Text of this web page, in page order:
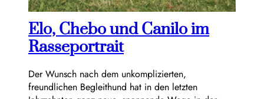
Elo, Chebo und Canilo im
Rasseportrait
Der Wunsch nach dem unkomplizierten,
freundlichen Begleithund hat in den letzten